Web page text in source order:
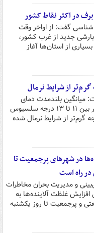
در اکثر نقاط کشور
گفت: از اواخر وقت
بارشی جدید از غرب کشور،
از استان‌ها آغاز
میانگین بلندمدت دمای
تهران در روزهای اخیر بین ۱۱ تا ۱۳ درجه سلسیوس
امسال در همین بازه دما حدود ۱۱ درجه گرم‌تر از شرایط نرمال شده
در شهرهای پرجمعیت تا
در راه است
و مدیریت بحران مخاطرات
غلظت آلاینده‌ها به
و پرجمعیت تا روز یکشنبه